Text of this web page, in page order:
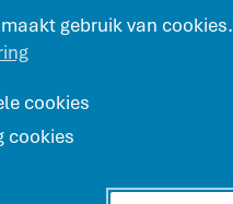
GWW
gebruik van cookies.
cookies
cookies